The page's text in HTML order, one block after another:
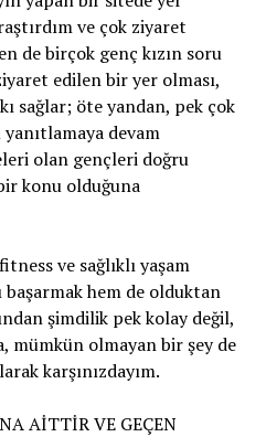
ve çok ziyaret
de birçok genç kızın soru
edilen bir yer olması,
sağlar; öte yandan, pek çok
devam
olan gençleri doğru
konu olduğuna
ve sağlıklı yaşam
başarmak hem de olduktan
şimdilik pek kolay değil,
mümkün olmayan bir şey de
karşınızdayım.
AİTTİR VE GEÇEN